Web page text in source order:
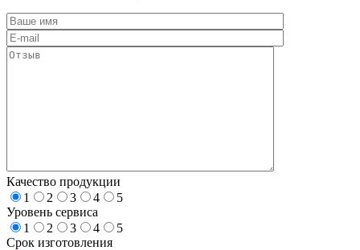
Качество продукции
1
2 3 4
5
Уровень сервиса
1
2 3 4
5
Срок изготовления